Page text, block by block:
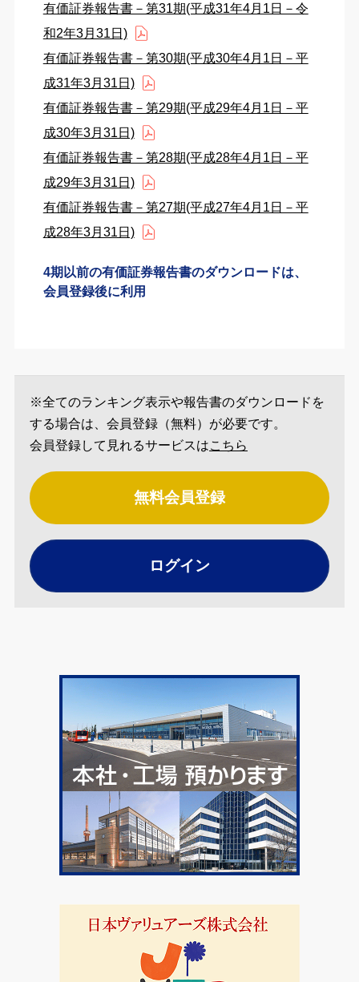
有価証券報告書－第31期(平成31年4月1日－令
和2年3月31日)
有価証券報告書－第30期(平成30年4月1日－平
成31年3月31日)
有価証券報告書－第29期(平成29年4月1日－平
成30年3月31日)
有価証券報告書－第28期(平成28年4月1日－平
成29年3月31日)
有価証券報告書－第27期(平成27年4月1日－平
成28年3月31日)
4期以前の有価証券報告書のダウンロードは、
会員登録後に利用
※全てのランキング表示や報告書のダウンロードを
する場合は、会員登録（無料）が必要です。
会員登録して見れるサービスはこちら
無料会員登録
ログイン